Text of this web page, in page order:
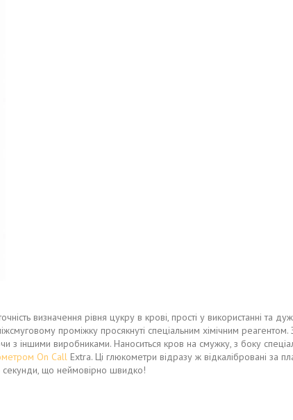
визначення рівня цукру в крові, прості у використанні та
проміжку просякнуті спеціальним хімічним
іншими виробниками. Наноситься кров на смужку, з боку
On Call Extra. Ці глюкометри відразу ж відкалібровані за
секунди, що неймовірно швидко!